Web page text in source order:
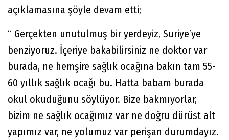
açıklamasına şöyle devam etti;
“ Gerçekten unutulmuş bir yerdeyiz, Suriye’ye
benziyoruz. İçeriye bakabilirsiniz ne doktor var
burada, ne hemşire sağlık ocağına bakın tam 55-
60 yıllık sağlık ocağı bu. Hatta babam burada
okul okuduğunu söylüyor. Bize bakmıyorlar,
bizim ne sağlık ocağımız var ne doğru dürüst alt
yapımız var, ne yolumuz var perişan durumdayız.